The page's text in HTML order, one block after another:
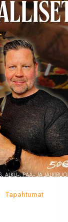
Tapahtumat